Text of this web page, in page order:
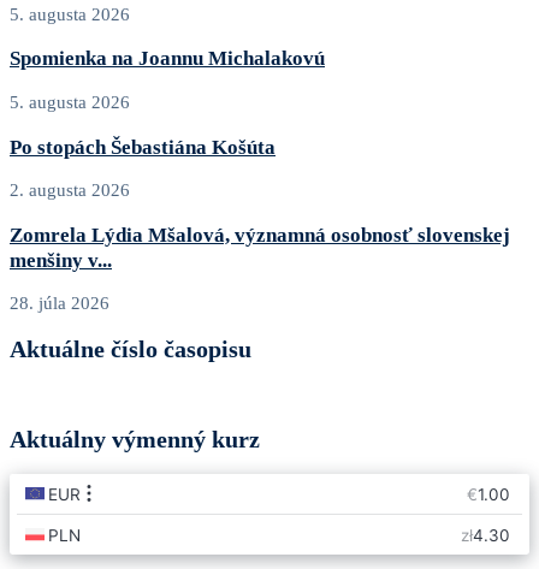
5. augusta 2026
Spomienka na Joannu Michalakovú
5. augusta 2026
Po stopách Šebastiána Košúta
2. augusta 2026
Zomrela Lýdia Mšalová, významná osobnosť slovenskej
menšiny v...
28. júla 2026
Aktuálne číslo časopisu
Aktuálny výmenný kurz